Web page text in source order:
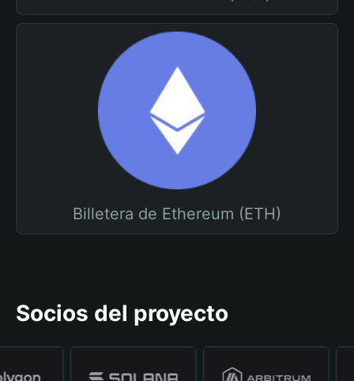
Billetera de Ethereum (ETH)
Socios del proyecto